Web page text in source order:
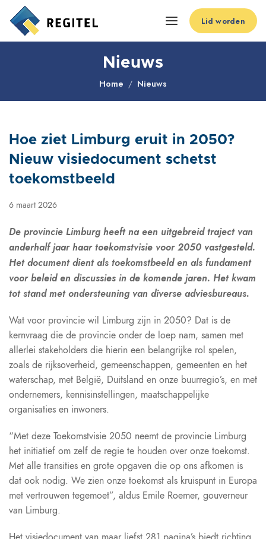
Lid worden
Nieuws
Home Nieuws
Hoe ziet Limburg eruit in 2050?
Nieuw visiedocument schetst
toekomstbeeld
6 maart 2026
De provincie Limburg heeft na een uitgebreid traject van
anderhalf jaar haar toekomstvisie voor 2050 vastgesteld.
Het document dient als toekomstbeeld en als fundament
voor beleid en discussies in de komende jaren. Het kwam
tot stand metondersteuning van diverse adviesbureaus.
Wat voor provincie wil Limburg zijn in 2050? Dat is de
kernvraag die de provincie onder de loep nam, samen met
allerlei stakeholders die hierin een belangrijke rol spelen,
zoals de rijksoverheid, gemeenschappen, gemeenten en het
waterschap, met België, Duitsland en onze buurregio’s, en met
ondernemers, kennisinstellingen, maatschappelijke
organisaties en inwoners.
“Met deze Toekomstvisie 2050 neemt de provincie Limburg
het initiatief om zelf de regie te houden over onze toekomst.
Met alle transities en grote opgaven die op ons afkomen is
dat ook nodig. We zien onze toekomst als kruispunt in Europa
met vertrouwen tegemoet”, aldus Emile Roemer, gouverneur
van Limburg.